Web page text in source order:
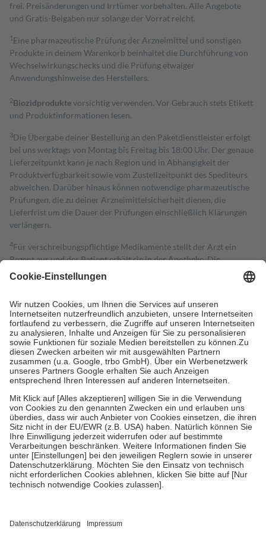
frei. Preisänderungen und Irrtümer vorbehalten. Alle Angebote
und Gratis-Beigaben nur solange der Vorrat reicht.
1 Eine pharmazeutische Prüfung der Arzneimittel und sonstigen
Produkte in deinem Warenkorb beinhaltet die Durchführung von
Wechselwirkungschecks und die Prüfung etwaiger
Anwendungshinweise des Herstellers.
2Biozidproduktevorsichtig verwenden. Vor Gebrauch stets Etikett
und Produktinformationen lesen.
3Die Übergabe deiner Bestellung an den Paketdienstleister erfolgt
bei uns werktags von Montag bis Freitag bis 18:00 Uhr. Der genaue
Lieferzeitpunkt kann je nach Region und in Abhängigkeit der
Produktverfügbarkeit sowie vom Zustellzeitpunkt des Spediteurs
abweichen. Darüber hinaus können notwendige pharmazeutische
Prüfungen, die zu deiner Arzneimittelsicherheit dienen, die
Lieferfrist um die Dauer der Prüfungen einschließlich Klärungen
verlängern.
4Für verschreibungspflichtige Medikamente stellt der Arzt ein
Rezept aus und der Patient erhält sie in der Apotheke. Die
gesetzliche Krankenversicherung übernimmt in der Regel die
Kosten dafür, der Versicherte trägt einen Teil davon als Zuzahlung
Grundsätzlich leisten Mitglieder Zuzahlungen in Höhe von zehn
Prozent des Abgabepreises,mindestens jedochfünf Euround
höchstens zehn Euro.Es sind jedoch nie mehr als die tatsächlichen
Kosten der Leistung zu entrichten.
Diese Regeln gelten grundsätzlich auch für Online-Apotheken.
Bei Heilmitteln und häuslicher Krankenpflege beträgt die
Zuzahlung zehn Prozent der Kosten sowie zehn Euro je
Verordnung.
Um das Engagement der Versicherten für ihre eigene Gesundheit zu
stärken und die besondere Stellung der Familie zu unterstützen,
fallenkeine Zuzahlungenan bei:
• Kindern und Jugendlichen bis zum vollendeten 18. Lebensjahr
mit Ausnahme der Fahrkosten
• Untersuchungen zur Vorsorge und Früherkennung, die von der
GKV getragen werden